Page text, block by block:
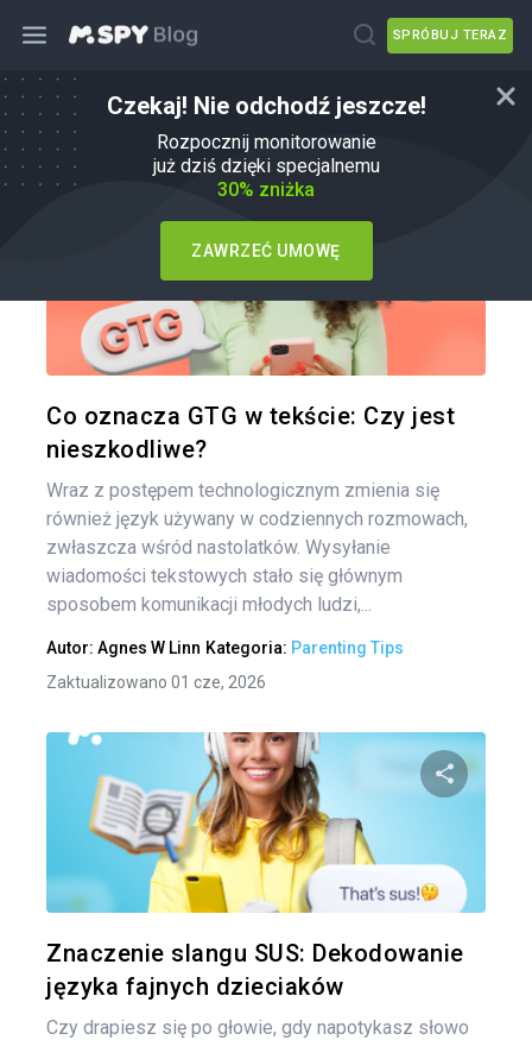
SPRÓBUJ TERAZ
Czekaj! Nie odchodź jeszcze!
Rozpocznij monitorowanie
już dziś dzięki specjalnemu
30% zniżka
ZAWRZEĆ UMOWĘ
Porady dla rodziców
Co oznacza GTG w tekście: Czy jest
nieszkodliwe?
Wraz z postępem technologicznym zmienia się
również język używany w codziennych rozmowach,
zwłaszcza wśród nastolatków. Wysyłanie
wiadomości tekstowych stało się głównym
sposobem komunikacji młodych ludzi,...
Autor: Agnes W Linn Kategoria: Parenting Tips
Zaktualizowano 01 cze, 2026
Znaczenie slangu SUS: Dekodowanie
języka fajnych dzieciaków
Czy drapiesz się po głowie, gdy napotykasz słowo